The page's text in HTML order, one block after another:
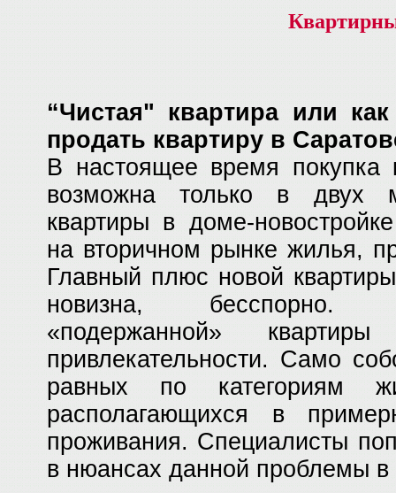
“Чистая" квартира или
продать квартиру в
В настоящее время покупка
возможна только в двух
квартиры в доме-
на вторичном рынке жилья,
Главный плюс новой
новизна, бесспорно.
«подержанной»
привлекательности. Само
равных по категориям
располагающихся в
проживания. Специалиcты
в нюансах данной проблемы